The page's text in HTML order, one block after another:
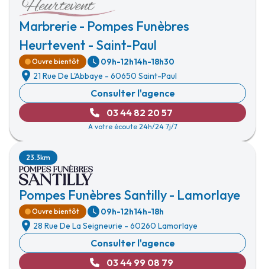
Marbrerie - Pompes Funèbres
Heurtevent - Saint-Paul
Ouvre bientôt 09h-12h14h-18h30
21 Rue De L'Abbaye - 60650 Saint-Paul
Consulter l'agence
03 44 82 20 57
A votre écoute 24h/24 7j/7
Pompes Funèbres Santilly - Lamorlaye
23.3km
Ouvre bientôt 09h-12h14h-18h
28 Rue De La Seigneurie - 60260 Lamorlaye
Consulter l'agence
03 44 99 08 79